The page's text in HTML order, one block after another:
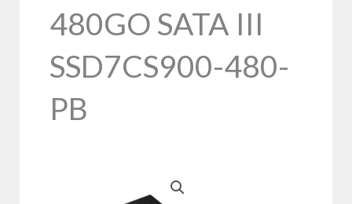
480GO SATA III
SSD7CS900-480-
PB